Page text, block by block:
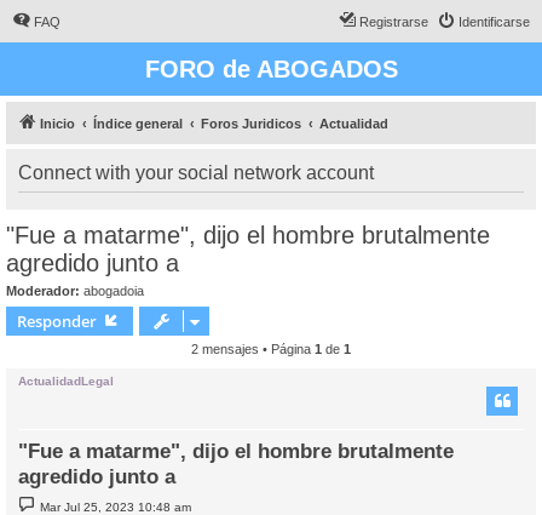
FAQ Identificarse
Registrarse
FORO de ABOGADOS
Inicio Índice general Foros Juridicos Actualidad
Connect with your social network account
"Fue a matarme", dijo el hombre brutalmente
agredido junto a
Moderador: abogadoia
Responder
2 mensajes • Página 1 de 1
ActualidadLegal
"Fue a matarme", dijo el hombre brutalmente
agredido junto a
MMar Jul 25, 2023 10:48 am